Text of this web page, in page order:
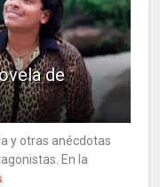
de
y otras anécdotas
En la